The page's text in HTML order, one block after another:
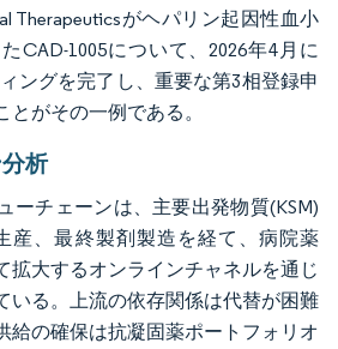
Therapeuticsがヘパリン起因性血小
CAD-1005について、2026年4月に
ングを完了し、重要な第3相登録申
がその一例である。
析
ーチェーンは、主要出発物質(KSM)
産、最終製剤製造を経て、病院薬
拡大するオンラインチャネルを通じ
いる。上流の依存関係は代替が困難
給の確保は抗凝固薬ポートフォリオ